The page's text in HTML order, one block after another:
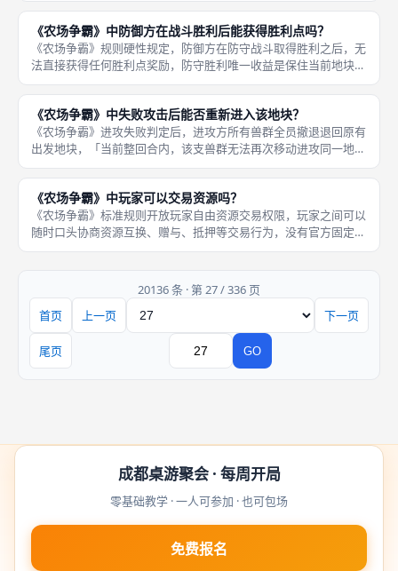
制变体，统一设定全局核弹持有上限，削弱核弹翻盘强度；第三，
随机突变
《农场争霸》中防御方在战斗胜利后能获得胜利点吗？
《农场争霸》规则硬性规定，防御方在防守战斗取得胜利之后，无
法直接获得任何胜利点奖励，防守胜利唯一收益是保住当前地块控
制权、保全地块内建筑与兵力，没有额外加分、资源奖励；所有胜
利点只能依靠建造建筑、占领核心领地、核弹排名、间谍偷分这四
类常规渠
《农场争霸》中失败攻击后能否重新进入该地块？
《农场争霸》进攻失败判定后，进攻方所有兽群全员撤退退回原有
出发地块，「当前整回合内，该支兽群无法再次移动进攻同一地
块」，其余未参战兽群不受限制；等到下一回合行动阶段冷却清
零，所有兽群恢复正常移动权限，可以自由再次集结兵力进攻该地
块，没有永久
《农场争霸》中玩家可以交易资源吗？
《农场争霸》标准规则开放玩家自由资源交易权限，玩家之间可以
随时口头协商资源互换、赠与、抵押等交易行为，没有官方固定资
源兑换比例，粮食、钢材、油料之间的交换价值，完全由交易双方
20136 条 · 第 27 / 336 页
首页
上一页 下一页
尾页 GO
成都桌游聚会 · 每周开局
零基础教学 · 一人可参加 · 也可包场
免费报名